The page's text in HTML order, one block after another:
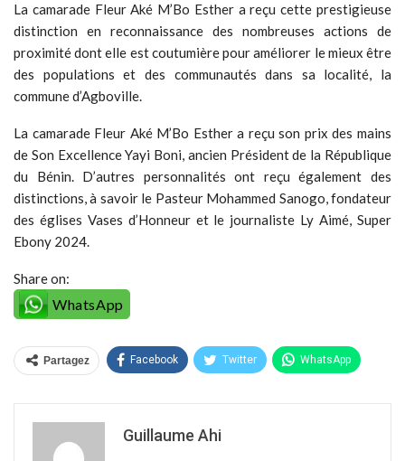
La camarade Fleur Aké M’Bo Esther a reçu cette prestigieuse
distinction en reconnaissance des nombreuses actions de
proximité dont elle est coutumière pour améliorer le mieux être
des populations et des communautés dans sa localité, la
commune d’Agboville.
La camarade Fleur Aké M’Bo Esther a reçu son prix des mains
de Son Excellence Yayi Boni, ancien Président de la République
du Bénin. D’autres personnalités ont reçu également des
distinctions, à savoir le Pasteur Mohammed Sanogo, fondateur
des églises Vases d’Honneur et le journaliste Ly Aimé, Super
Ebony 2024.
Share on:
WhatsApp
Partagez Facebook Twitter WhatsApp
Guillaume Ahi